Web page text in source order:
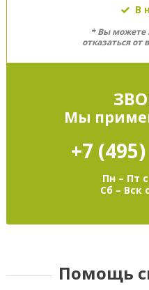
В
* Вы можете
отказаться от
Мы
+7 (495)
Пн – Пт
Сб – Вск
Помощь